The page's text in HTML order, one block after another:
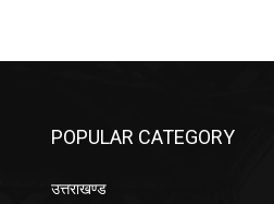
POPULAR CATEGORY
उत्तराखण्ड